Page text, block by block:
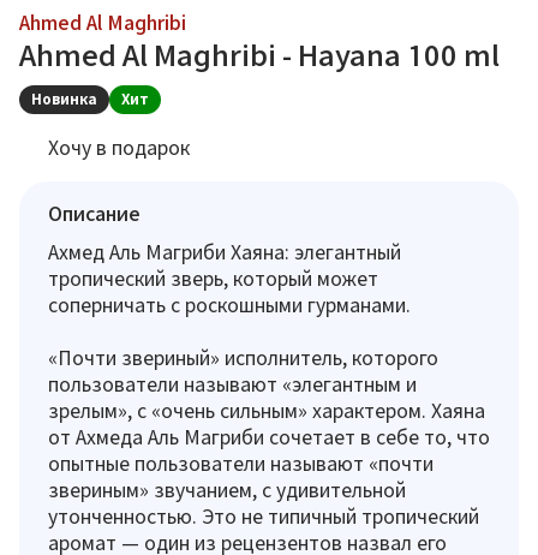
Ahmed Al Maghribi
Ahmed Al Maghribi - Hayana 100 ml
Новинка Хит
Хочу в подарок
Описание
Ахмед Аль Магриби Хаяна: элегантный
тропический зверь, который может
соперничать с роскошными гурманами.
«Почти звериный» исполнитель, которого
пользователи называют «элегантным и
зрелым», с «очень сильным» характером. Хаяна
от Ахмеда Аль Магриби сочетает в себе то, что
опытные пользователи называют «почти
звериным» звучанием, с удивительной
утонченностью. Это не типичный тропический
аромат — один из рецензентов назвал его